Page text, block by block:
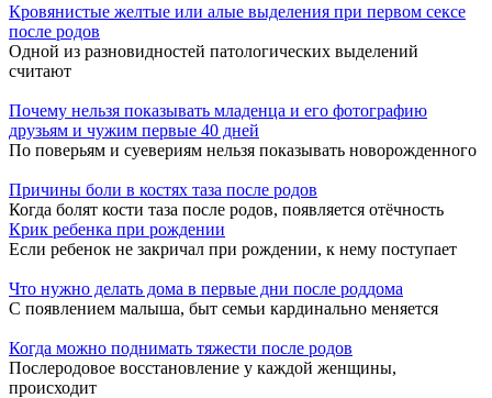
Кровянистые желтые или алые выделения при первом сексе
после родов
Одной из разновидностей патологических выделений
считают
Почему нельзя показывать младенца и его фотографию
друзьям и чужим первые 40 дней
По поверьям и суевериям нельзя показывать новорожденного
Причины боли в костях таза после родов
Когда болят кости таза после родов, появляется отёчность
Крик ребенка при рождении
Если ребенок не закричал при рождении, к нему поступает
Что нужно делать дома в первые дни после роддома
С появлением малыша, быт семьи кардинально меняется
Когда можно поднимать тяжести после родов
Послеродовое восстановление у каждой женщины,
происходит